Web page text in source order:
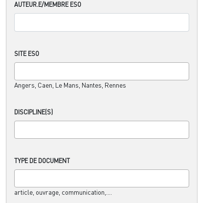
AUTEUR.E/MEMBRE ESO
SITE ESO
Angers, Caen, Le Mans, Nantes, Rennes
DISCIPLINE(S)
TYPE DE DOCUMENT
article, ouvrage, communication,....